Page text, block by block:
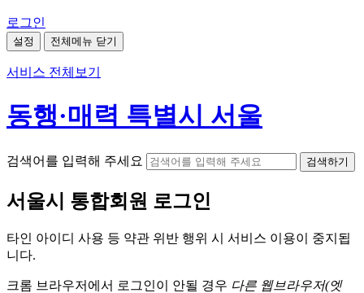
로그인
설정 전체메뉴 닫기
서비스 전체보기
동행·매력 특별시 서울
검색어를 입력해 주세요 검색하기
서울시 통합회원 로그인
타인 아이디 사용 등 약관 위반 행위 시 서비스 이용이 중지됩
니다.
크롬 브라우저에서 로그인이 안될 경우 다른 웹브라우저(엣